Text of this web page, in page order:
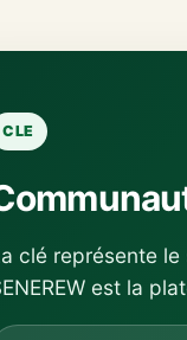
CLE
clé représente
est la